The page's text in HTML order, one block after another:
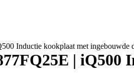
Inductie kookplaat met ingebouwde
|